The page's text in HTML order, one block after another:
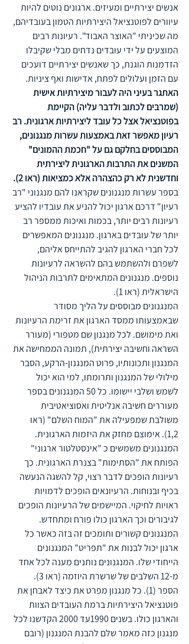
אנשים יצירתיים ומעיזים. ארגונים נוטים להיות
עיוורים לפוטנציאל היצירתיות הטמון בעובדיהם,
מה שכיניתי "האוצר האבוד". רעיונות רבים
המוצעים על ידי עובדים נדחים מבלי שקיבלו
הזדמנות הוגנת, כך שאנשים יצירתיים דועכים
עם הזמן ועלולים לפתח, אדישות ואף ציניות.
האתגר בעיני היה לעבור מיצירתיות אישית
(שמרבים לכתוב ולדבר עליה) הקיימת
בפוטנציאל אצל כל עובד ליצירתיות ארגונית. רב
רעיון מאפשר זאת באמצעות עשרות מנגנונים,
המבוססים בחלקם גם על "חכמת ההמונים"
המשנים את התרבות הארגונית ליצירתית
וחדשנית לא רק כהצהרה אלא כמציאות (ראו 2).
בספר עשרות מנגנונים שקראנו להם מנגנוני "רב
רעיון" דרכם ארגון יכול להניע את עובדיו להציע
רעיונות רבים יותר, בכמות ואיכות ממספר רב
יותר של עובדים בארגון. מנגנונים המאפשרים
לכל חברי הארגון להגיב להתייחס אליהם,
לשפרם ולהשתמש בהם להשראה לרעיונות
נוספים. מנגנונים המתאימים לתרבות הניהול
הישראלית (ראו 1).
המנגנונים מבוססים על הליך מסודר
שבאמצעותו ממסד הארגון את זרימת הרעיונות
ואת מימושם. לכל מנגנון שם מטפורי (מעורר
השראה וחשיבה יצירתית), תמונה הממחישה את
המנגנון ותכונותיו, פרוט המנגנון-הרקע, הסבר
מילולי של המנגנון ותרומתו, למי הוא יכול
לשמש ושלבי יישומו. כל 50 המנגנונים בספר
מעוררים חשיבה אנליטית ואסוציאטיבית
משולבת שמפעילה את "המוח השלם" (ראו
1,2). אימוצם מחזק את היזמות הארגונית.
המנגנונים משמשים כ "אינסטלטור ארגוני"
הפותח את "הסתימות" בצנרת הארגונית. כך
רעיונות הופכים לדבר רצוי, קל להשגה הנעשה
בכיף ובנוחות. הרעיונאים הופכים לדמויות
ראויות לחיקוי. המיישמים של הרעיונות הופכים
לגיבורים וכך הארגון כולו פורח ומתחדש.
המנגנונים קשורים ותומכים זה בזה כאשר כל
ארגון יכול לבנות את "תפריט" המנגנונים
הייחודי שלו. המנגנונים נותנים מענה לכל אחד
מ-12 השלבים של שרשרת היוזמה (ראו 3).
הספר (1). כל מנגנון מפרט את כיצד לאבחן את
פוטנציאל היצירתיות ברמת העובדים הצוות
והארגון כולו. בשנים 1990עד 2000 הקדשנו לכל
מנגנון כזה מאמר שלם להבנת המנגנון (רובם